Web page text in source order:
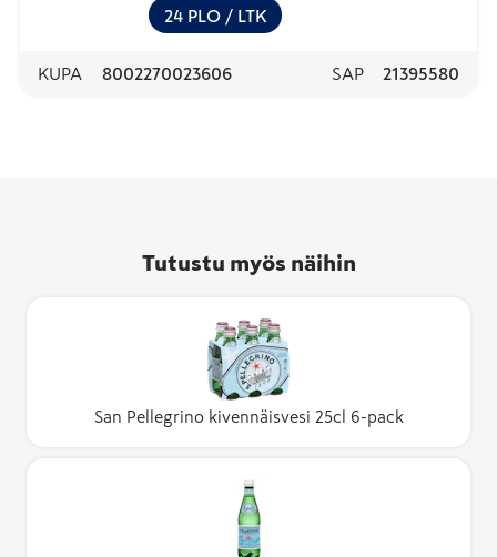
24 PLO / LTK
KUPA 8002270023606 SAP 21395580
Tutustu myös näihin
San Pellegrino kivennäisvesi 25cl 6-pack